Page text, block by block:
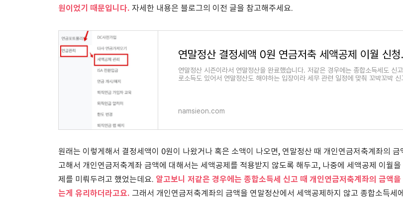
원이었기 때문입니다. 자세한 내용은 블로그의 이전 글을 참고해주세요.
연말정
연말정산 시즌이라서 연말정산을 완료했습니다. 저같은 경우에는 종합소득세도 신
로소득도 있어서 연말정산도 해야하는 입장이라 세무 관련 일정에 맞춰 꼬박꼬박 신
namsieon.com
원래는 이렇게해서 결정세액이 0원이 나왔거나 혹은 소액이 나오면, 연말정산 때 개인연금저축계좌의 금
고해서 개인연금저축계좌 금액에 대해서는 세액공제를 적용받지 않도록 해두고, 나중에 세액공제 이월을
제를 미뤄두려고 했었는데요. 알고보니 저같은 경우에는 종합소득세 신고 때 개인연금저축계좌의 금액
는게 유리하더라고요. 그래서 개인연금저축계좌의 금액을 연말정산에서 세액공제하지 않고 종합소득세